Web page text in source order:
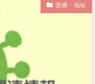
医療・福祉